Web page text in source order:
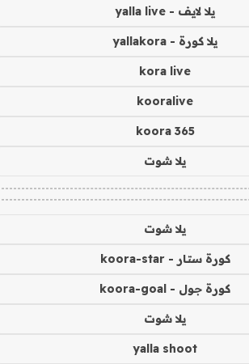
يلا لايف - yalla live
يلا كورة - yallakora
kora live
kooralive
koora 365
يلا شوت
يلا شوت
كورة ستار - koora-star
كورة جول - koora-goal
يلا شوت
yalla shoot